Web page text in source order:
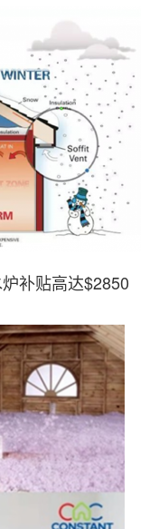
补贴高达$2850